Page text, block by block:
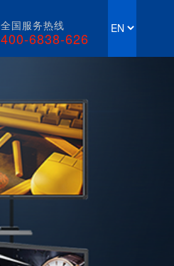
全国服务热线
400-6838-626